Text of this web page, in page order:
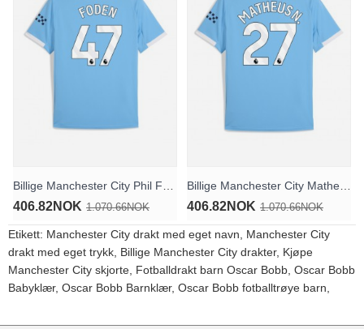
406.82NOK 1.070.66NOK 406.82NOK 1.070.66NOK
Etikett: Manchester City drakt med eget navn
Manchester City
drakt med eget trykk Billige Manchester City drakter, Kjøpe
Manchester City skjorte Fotballdrakt barn Oscar Bobb Oscar Bobb
Babyklær, Oscar Bobb Barnklær, Oscar Bobb fotballtrøye barn